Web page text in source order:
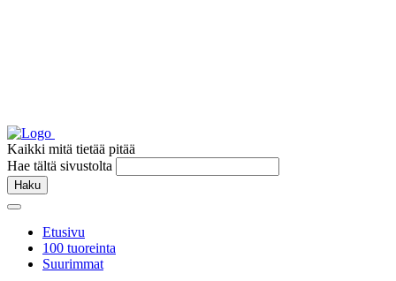
Kaikki mitä tietää pitää
Hae tältä sivustolta
Haku
Etusivu
100 tuoreinta
Suurimmat